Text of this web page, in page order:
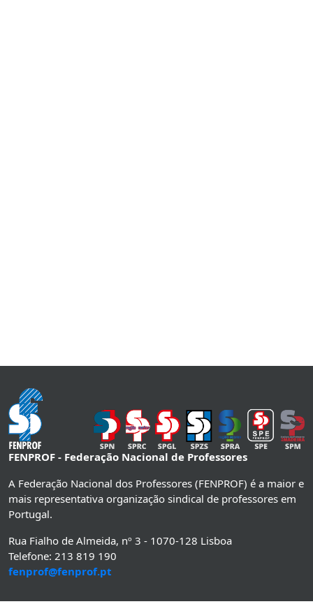
FENPROF - Federação Nacional de Professores
A Federação Nacional dos Professores (FENPROF) é a maior e
mais representativa organização sindical de professores em
Portugal.
Rua Fialho de Almeida, nº 3 - 1070-128 Lisboa
Telefone: 213 819 190
fenprof@fenprof.pt